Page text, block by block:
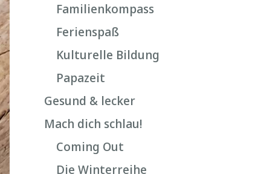
Familienkompass
Ferienspaß
Kulturelle Bildung
Papazeit
Gesund & lecker
Mach dich schlau!
Coming Out
Die Winterreihe